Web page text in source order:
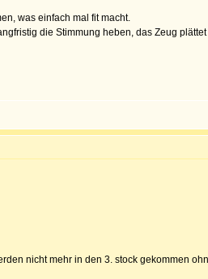
was einfach mal fit macht.
die Stimmung heben, das Zeug
nicht mehr in den 3. stock gekommen